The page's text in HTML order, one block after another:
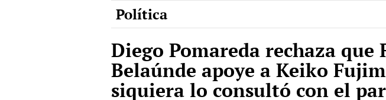
Política
Diego Pomareda rechaza que
Belaúnde apoye a Keiko
siquiera lo consultó con el